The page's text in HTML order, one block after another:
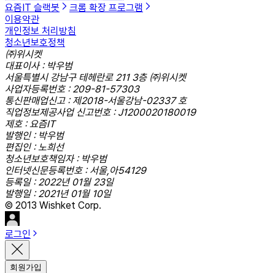
요즘IT 슬랙봇
크롬 확장 프로그램
이용약관
개인정보 처리방침
청소년보호정책
㈜위시켓
대표이사 : 박우범
서울특별시 강남구 테헤란로 211 3층 ㈜위시켓
사업자등록번호 : 209-81-57303
통신판매업신고 : 제2018-서울강남-02337 호
직업정보제공사업 신고번호 : J1200020180019
제호 : 요즘IT
발행인 : 박우범
편집인 : 노희선
청소년보호책임자 : 박우범
인터넷신문등록번호 : 서울,아54129
등록일 : 2022년 01월 23일
발행일 : 2021년 01월 10일
© 2013 Wishket Corp.
로그인
회원가입